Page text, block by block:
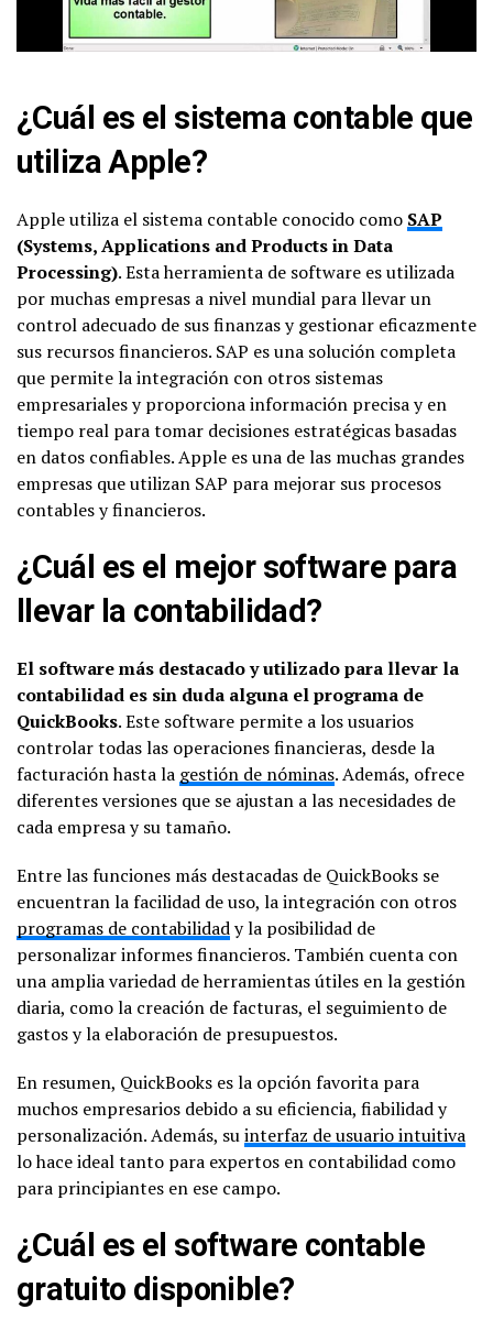
¿Cuál es el sistema contable que
utiliza Apple?
Apple utiliza el sistema contable conocido como SAP
(Systems, Applications and Products in Data
Processing). Esta herramienta de software es utilizada
por muchas empresas a nivel mundial para llevar un
control adecuado de sus finanzas y gestionar eficazmente
sus recursos financieros. SAP es una solución completa
que permite la integración con otros sistemas
empresariales y proporciona información precisa y en
tiempo real para tomar decisiones estratégicas basadas
en datos confiables. Apple es una de las muchas grandes
empresas que utilizan SAP para mejorar sus procesos
contables y financieros.
¿Cuál es el mejor software para
llevar la contabilidad?
El software más destacado y utilizado para llevar la
contabilidad es sin duda alguna el programa de
QuickBooks. Este software permite a los usuarios
controlar todas las operaciones financieras, desde la
facturación hasta la gestión de nóminas. Además, ofrece
diferentes versiones que se ajustan a las necesidades de
cada empresa y su tamaño.
Entre las funciones más destacadas de QuickBooks se
encuentran la facilidad de uso, la integración con otros
programas de contabilidady la posibilidad de
personalizar informes financieros. También cuenta con
una amplia variedad de herramientas útiles en la gestión
diaria, como la creación de facturas, el seguimiento de
gastos y la elaboración de presupuestos.
En resumen, QuickBooks es la opción favorita para
muchos empresarios debido a su eficiencia, fiabilidad y
personalización. Además, suinterfaz de usuario intuitiva
lo hace ideal tanto para expertos en contabilidad como
para principiantes en ese campo.
¿Cuál es el software contable
gratuito disponible?